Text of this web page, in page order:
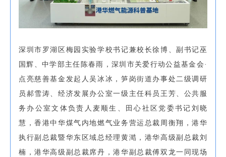
深圳市罗湖区梅园实验学校书记兼校长徐博、副书记巫
国辉、中学部主任陈春雨，深圳市关爱行动公益基金会·
点亮慈善基金发起人吴冰冰，笋岗街道办事处二级调研
员郝雪涛、经济发展办公室一级主任科员王芳、公共服
务办公室文体负责人麦顺生、田心社区党委书记刘晓
慧，香港中华煤气内地燃气业务营运总裁周衡翔，港华
执行副总裁暨华东区域总经理黄澔，港华高级副总裁刘
楠，港华高级副总裁席丹，港华副总裁傅双龙一同现场